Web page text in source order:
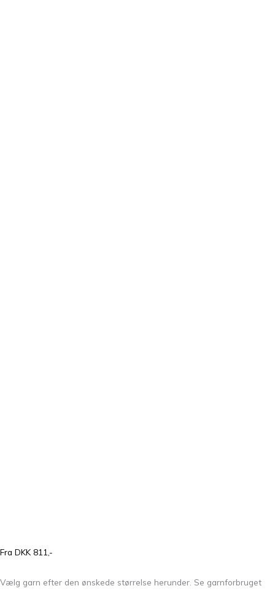
Fra DKK 811,-
Vælg garn efter den ønskede størrelse herunder. Se garnforbruget